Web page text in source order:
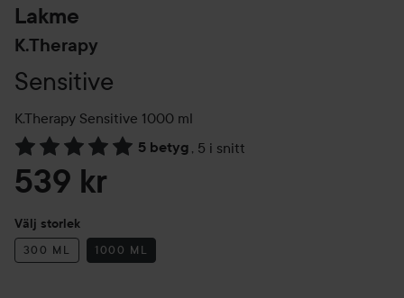
Lakme
K.Therapy
Sensitive
K.Therapy Sensitive 1000 ml
5 betyg , 5 i snitt
Hoppa till Betyg & kommentarer
539 kr
Välj storlek
300 ML 1000 ML